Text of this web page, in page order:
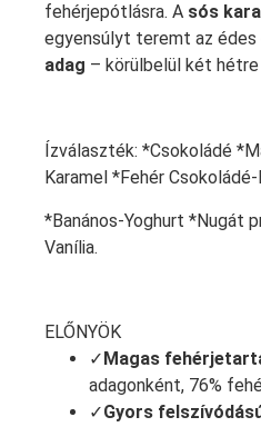
fehérjepótlásra. A sós
egyensúlyt teremt az
adag – körülbelül két
Ízválaszték: *Csokoládé
Karamel *Fehér
*Banános-Yoghurt *Nugát
Vanília.
ELŐNYÖK
✓ Magas
adagonként, 76%
✓Gyors